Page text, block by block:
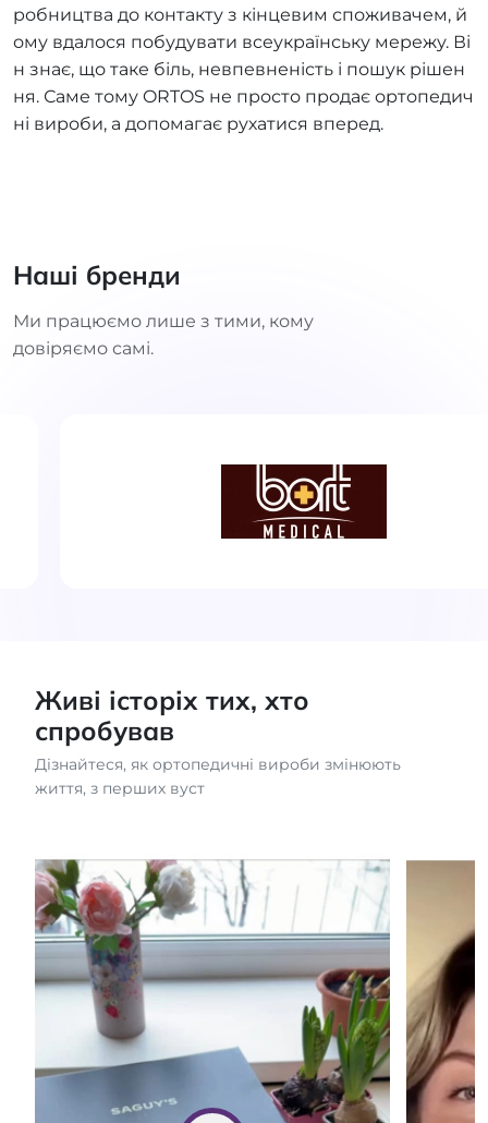
робництва до контакту з кінцевим споживачем, й
ому вдалося побудувати всеукраїнську мережу. Ві
н знає, що таке біль, невпевненість і пошук рішен
ня. Саме тому ORTOS не просто продає ортопедич
ні вироби, а допомагає рухатися вперед.
Наші бренди
Ми працюємо лише з тими, кому
довіряємо самі.
Живі історіх тих, хто
спробував
Дізнайтеся, як ортопедичні вироби змінюють
життя, з перших вуст